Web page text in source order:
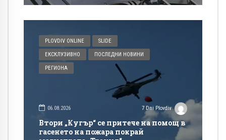
PLOVDIV ONLINE SLIDE
ЕКСКЛУЗИВНО ПОСЛЕДНИ НОВИНИ
РЕГИОНА
06.08.2026 7 Dni Plovdiv
Втори „Кугър“ се притече на помощ в
гасенето на пожара покрай